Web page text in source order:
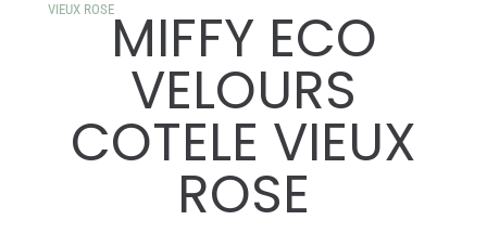
VIEUX ROSEMIFFY ECO
VELOURS
COTELE VIEUX
ROSE